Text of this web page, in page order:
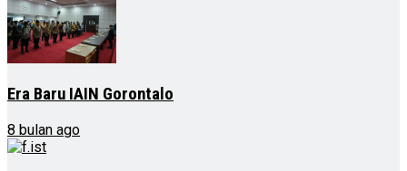
Era Baru IAIN Gorontalo
8 bulan ago